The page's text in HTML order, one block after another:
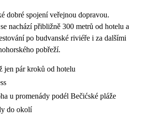
dobré spojení veřejnou dopravou.
nachází přibližně 300 metrů od hotelu a
po budvanské riviéře i za dalšími
pobřeží.
jen pár kroků od hotelu
u promenády podél Bečićské pláže
do okolí